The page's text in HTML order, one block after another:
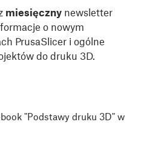
miesięczny newsletter
o nowym
PrusaSlicer i ogólne
do druku 3D.
"Podstawy druku 3D" w